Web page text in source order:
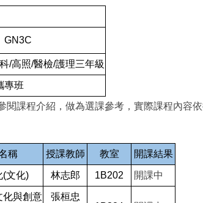
GN3C
/高照/醫檢/護理三年級
專班
閱課程介紹，做為選課參考，實際課程內容
稱 授課教師 教室 開課結果
(文化) 林志郎 1B202 開課中
化與創意
張桓忠